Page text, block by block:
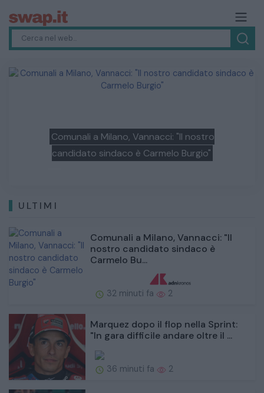
gara difficile andare oltre il quinto
posto"
Previous
ULTIMI
Comunali a Milano, Vannacci: "Il
nostro candidato sindaco è
Carmelo Bu...
32 minuti fa 2
Marquez dopo il flop nella Sprint:
"In gara difficile andare oltre il ...
36 minuti fa 2